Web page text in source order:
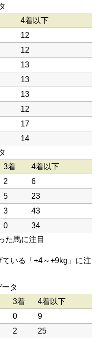
4着以下
12
12
13
13
13
12
17
14
3着
4着以下
2
6
5
23
3
43
0
34
た馬に注目
いる「+4～+9kg」に注
タ
3着
4着以下
0
9
2
25